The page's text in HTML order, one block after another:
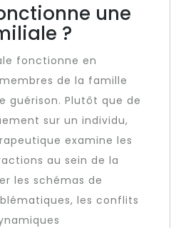
une
?
fonctionne en
de la famille
guérison. Plutôt que de
sur un individu,
examine les
au sein de la
les schémas de
les conflits